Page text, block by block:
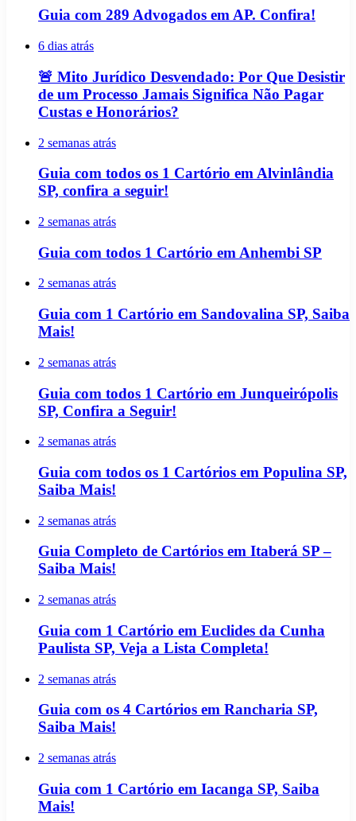
Guia com 289 Advogados em AP. Confira!
6 dias atrás
🚨 Mito Jurídico Desvendado: Por Que Desistir
de um Processo Jamais Significa Não Pagar
Custas e Honorários?
2 semanas atrás
Guia com todos os 1 Cartório em Alvinlândia
SP, confira a seguir!
2 semanas atrás
Guia com todos 1 Cartório em Anhembi SP
2 semanas atrás
Guia com 1 Cartório em Sandovalina SP, Saiba
Mais!
2 semanas atrás
Guia com todos 1 Cartório em Junqueirópolis
SP, Confira a Seguir!
2 semanas atrás
Guia com todos os 1 Cartórios em Populina SP,
Saiba Mais!
2 semanas atrás
Guia Completo de Cartórios em Itaberá SP –
Saiba Mais!
2 semanas atrás
Guia com 1 Cartório em Euclides da Cunha
Paulista SP, Veja a Lista Completa!
2 semanas atrás
Guia com os 4 Cartórios em Rancharia SP,
Saiba Mais!
2 semanas atrás
Guia com 1 Cartório em Iacanga SP, Saiba
Mais!